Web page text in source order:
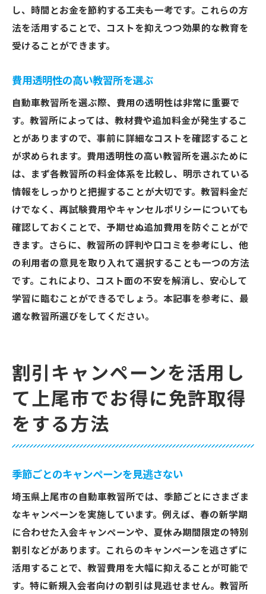
し、時間とお金を節約する工夫も一考です。これらの方
法を活用することで、コストを抑えつつ効果的な教育を
受けることができます。
費用透明性の高い教習所を選ぶ
自動車教習所を選ぶ際、費用の透明性は非常に重要で
す。教習所によっては、教材費や追加料金が発生するこ
とがありますので、事前に詳細なコストを確認すること
が求められます。費用透明性の高い教習所を選ぶために
は、まず各教習所の料金体系を比較し、明示されている
情報をしっかりと把握することが大切です。教習料金だ
けでなく、再試験費用やキャンセルポリシーについても
確認しておくことで、予期せぬ追加費用を防ぐことがで
きます。さらに、教習所の評判や口コミを参考にし、他
の利用者の意見を取り入れて選択することも一つの方法
です。これにより、コスト面の不安を解消し、安心して
学習に臨むことができるでしょう。本記事を参考に、最
適な教習所選びをしてください。
割引キャンペーンを活用し
て上尾市でお得に免許取得
をする方法
季節ごとのキャンペーンを見逃さない
埼玉県上尾市の自動車教習所では、季節ごとにさまざま
なキャンペーンを実施しています。例えば、春の新学期
に合わせた入会キャンペーンや、夏休み期間限定の特別
割引などがあります。これらのキャンペーンを逃さずに
活用することで、教習費用を大幅に抑えることが可能で
す。特に新規入会者向けの割引は見逃せません。教習所